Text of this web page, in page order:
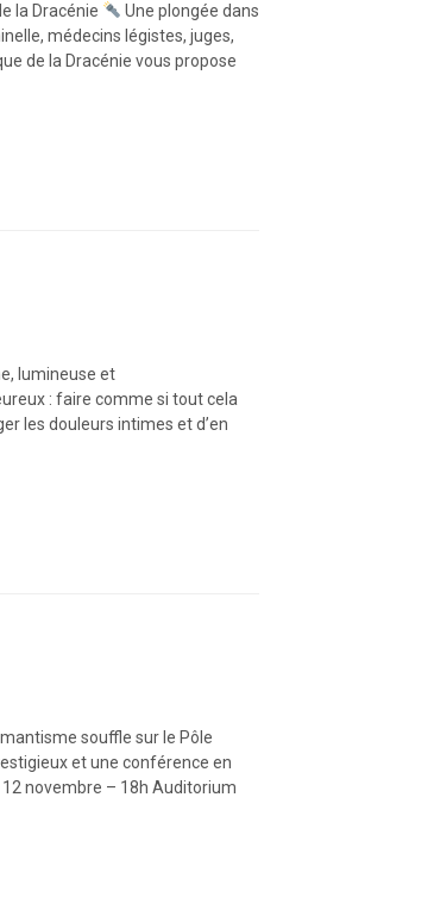
la Dracénie
Une plongée dans
médecins légistes, juges,
de la Dracénie vous propose
lumineuse et
: faire comme si tout cela
les douleurs intimes et d’en
souffle sur le Pôle
et une conférence en
12 novembre – 18h Auditorium